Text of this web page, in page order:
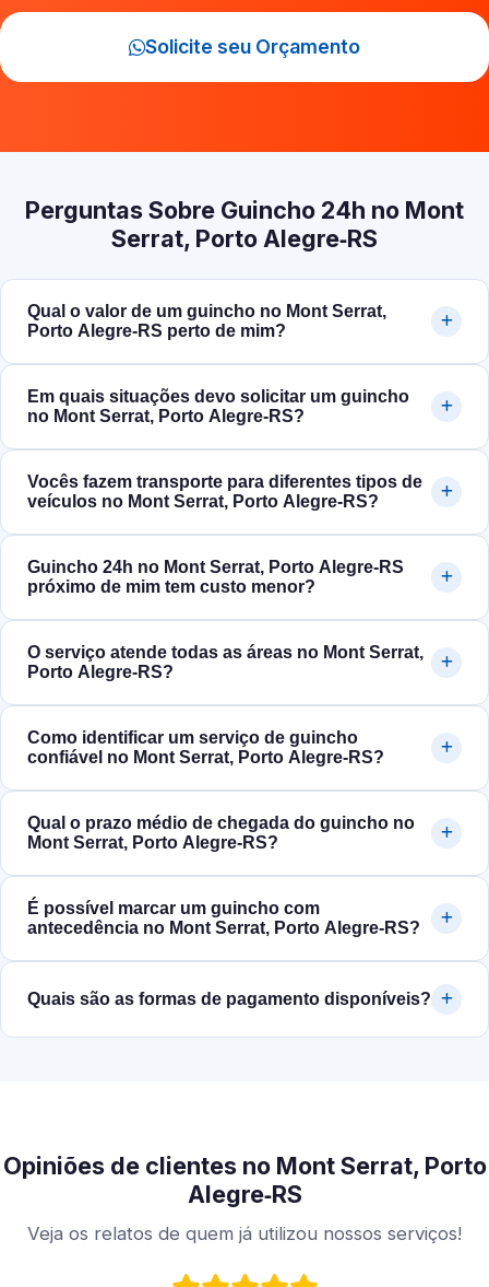
Solicite seu Orçamento
Perguntas Sobre Guincho 24h no Mont
Serrat, Porto Alegre‑RS
Qual o valor de um guincho no Mont Serrat,
Porto Alegre‑RS perto de mim?
Em quais situações devo solicitar um guincho
no Mont Serrat, Porto Alegre‑RS?
Vocês fazem transporte para diferentes tipos de
veículos no Mont Serrat, Porto Alegre‑RS?
Guincho 24h no Mont Serrat, Porto Alegre‑RS
próximo de mim tem custo menor?
O serviço atende todas as áreas no Mont Serrat,
Porto Alegre‑RS?
Como identificar um serviço de guincho
confiável no Mont Serrat, Porto Alegre‑RS?
Qual o prazo médio de chegada do guincho no
Mont Serrat, Porto Alegre‑RS?
É possível marcar um guincho com
antecedência no Mont Serrat, Porto Alegre‑RS?
Quais são as formas de pagamento disponíveis?
Opiniões de clientes no Mont Serrat, Porto
Alegre‑RS
Veja os relatos de quem já utilizou nossos serviços!